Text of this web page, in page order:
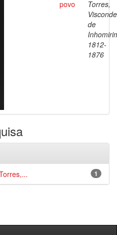
povo
Torres,
Visconde
de
1812-
1876
1